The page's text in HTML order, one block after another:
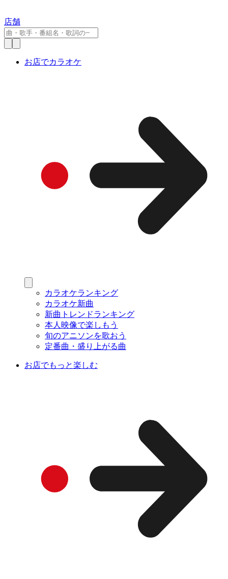
店舗
お店でカラオケ
カラオケランキング
カラオケ新曲
新曲トレンドランキング
本人映像で楽しもう
旬のアニソンを歌おう
定番曲・盛り上がる曲
お店でもっと楽しむ